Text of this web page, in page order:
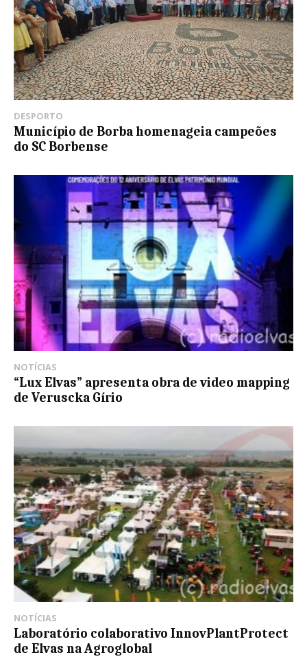
DESPORTO
Município de Borba homenageia campeões
do SC Borbense
NOTÍCIAS
“Lux Elvas” apresenta obra de video mapping
de Veruscka Gírio
NOTÍCIAS
Laboratório colaborativo InnovPlantProtect
de Elvas na Agroglobal